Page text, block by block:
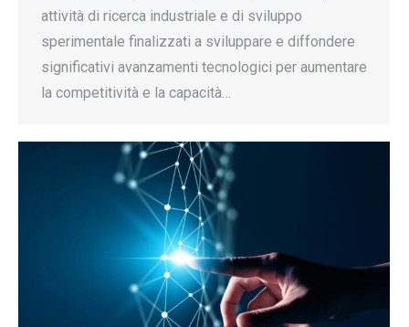
attività di ricerca industriale e di sviluppo
sperimentale finalizzati a sviluppare e diffondere
significativi avanzamenti tecnologici per aumentare
la competitività e la capacità…